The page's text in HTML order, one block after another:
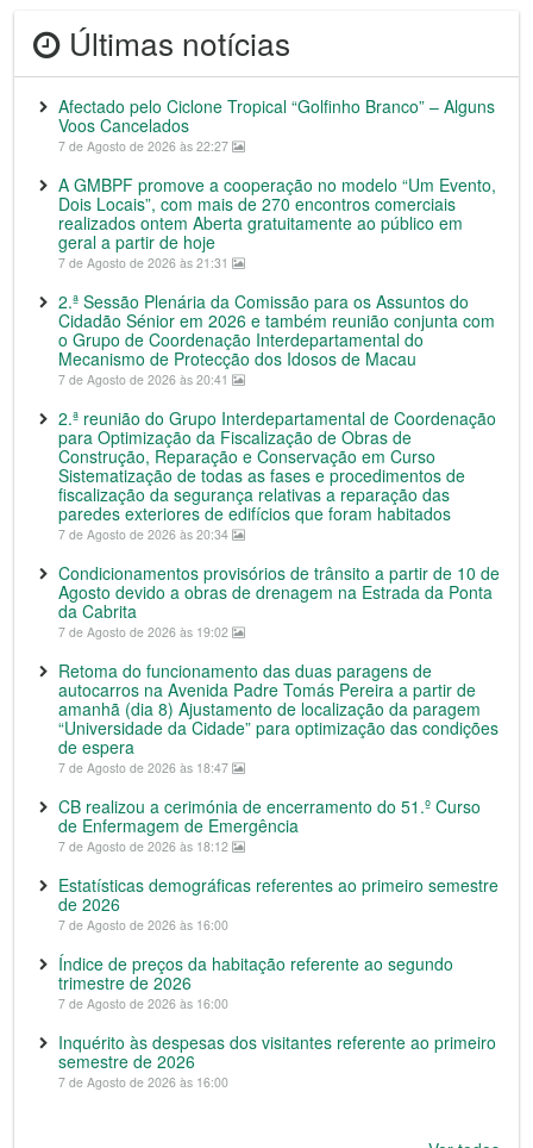
Últimas notícias
Afectado pelo Ciclone Tropical “Golfinho Branco” – Alguns
Voos Cancelados
7 de Agosto de 2026 às 22:27
A GMBPF promove a cooperação no modelo “Um Evento,
Dois Locais”, com mais de 270 encontros comerciais
realizados ontem Aberta gratuitamente ao público em
geral a partir de hoje
7 de Agosto de 2026 às 21:31
2.ª Sessão Plenária da Comissão para os Assuntos do
Cidadão Sénior em 2026 e também reunião conjunta com
o Grupo de Coordenação Interdepartamental do
Mecanismo de Protecção dos Idosos de Macau
7 de Agosto de 2026 às 20:41
2.ª reunião do Grupo Interdepartamental de Coordenação
para Optimização da Fiscalização de Obras de
Construção, Reparação e Conservação em Curso
Sistematização de todas as fases e procedimentos de
fiscalização da segurança relativas a reparação das
paredes exteriores de edifícios que foram habitados
7 de Agosto de 2026 às 20:34
Condicionamentos provisórios de trânsito a partir de 10 de
Agosto devido a obras de drenagem na Estrada da Ponta
da Cabrita
7 de Agosto de 2026 às 19:02
Retoma do funcionamento das duas paragens de
autocarros na Avenida Padre Tomás Pereira a partir de
amanhã (dia 8) Ajustamento de localização da paragem
“Universidade da Cidade” para optimização das condições
de espera
7 de Agosto de 2026 às 18:47
CB realizou a cerimónia de encerramento do 51.º Curso
de Enfermagem de Emergência
7 de Agosto de 2026 às 18:12
Estatísticas demográficas referentes ao primeiro semestre
de 2026
7 de Agosto de 2026 às 16:00
Índice de preços da habitação referente ao segundo
trimestre de 2026
7 de Agosto de 2026 às 16:00
Inquérito às despesas dos visitantes referente ao primeiro
semestre de 2026
7 de Agosto de 2026 às 16:00